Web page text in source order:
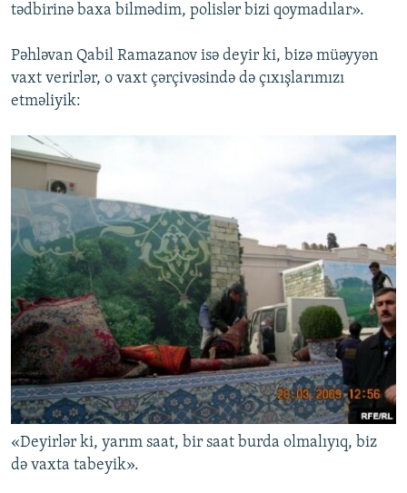
tədbirinə baxa bilmədim, polislər bizi qoymadılar».
Pəhləvan Qabil Ramazanov isə deyir ki, bizə müəyyən
vaxt verirlər, o vaxt çərçivəsində də çıxışlarımızı
etməliyik:
«Deyirlər ki, yarım saat, bir saat burda olmalıyıq, biz
də vaxta tabeyik».